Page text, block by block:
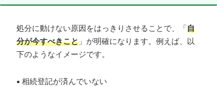
処分に動けない原因をはっきりさせることで、「自
分が今すべきこと」が明確になります。例えば、以
下のようなイメージです。
• 相続登記が済んでいない